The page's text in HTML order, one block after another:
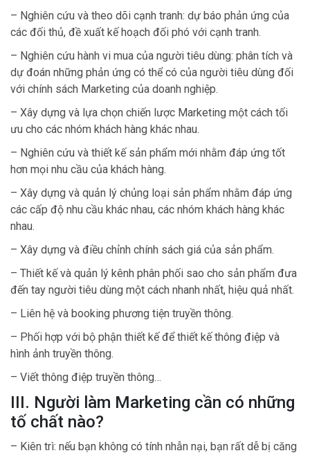
– Nghiên cứu và theo dõi cạnh tranh: dự báo phản ứng của
các đối thủ, đề xuất kế hoạch đối phó với cạnh tranh.
– Nghiên cứu hành vi mua của người tiêu dùng: phân tích và
dự đoán những phản ứng có thể có của người tiêu dùng đối
với chính sách Marketing của doanh nghiệp.
– Xây dựng và lựa chọn chiến lược Marketing một cách tối
ưu cho các nhóm khách hàng khác nhau.
– Nghiên cứu và thiết kế sản phẩm mới nhằm đáp ứng tốt
hơn mọi nhu cầu của khách hàng.
– Xây dựng và quản lý chủng loại sản phẩm nhằm đáp ứng
các cấp độ nhu cầu khác nhau, các nhóm khách hàng khác
nhau.
– Xây dựng và điều chỉnh chính sách giá của sản phẩm.
– Thiết kế và quản lý kênh phân phối sao cho sản phẩm đưa
đến tay người tiêu dùng một cách nhanh nhất, hiệu quả nhất.
– Liên hệ và booking phương tiện truyền thông.
– Phối hợp với bộ phận thiết kế để thiết kế thông điệp và
hình ảnh truyền thông.
– Viết thông điệp truyền thông…
III. Người làm Marketing cần có những
tố chất nào?
– Kiên trì: nếu bạn không có tính nhẫn nại, bạn rất dễ bị căng